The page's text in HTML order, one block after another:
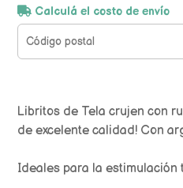
Calculá el costo de envío
Libritos de Tela crujen con
de excelente calidad! Con
Ideales para la estimulación